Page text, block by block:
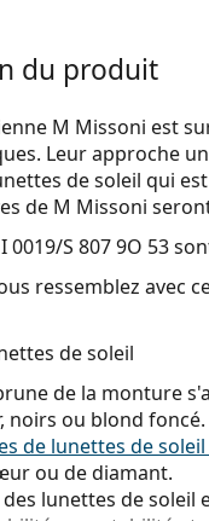
du produit
M Missoni est
Leur approche
de soleil qui
de M Missoni
S 807 9O 53
ressemblez avec
de soleil
de la monture
noirs ou blond foncé.
de lunettes de soleil
ou de diamant.
lunettes de soleil